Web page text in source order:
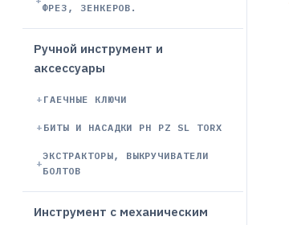
ФРЕЗ, ЗЕНКЕРОВ.
Ручной инструмент и
аксессуары
ГАЕЧНЫЕ КЛЮЧИ
БИТЫ И НАСАДКИ PH PZ SL TORX
ЭКСТРАКТОРЫ, ВЫКРУЧИВАТЕЛИ
БОЛТОВ
Инструмент с механическим